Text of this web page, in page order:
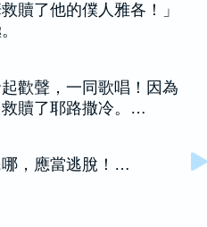
贖了他的僕人雅各！」
歡聲，一同歌唱！因為
贖了耶路撒冷。…
，應當逃脫！…